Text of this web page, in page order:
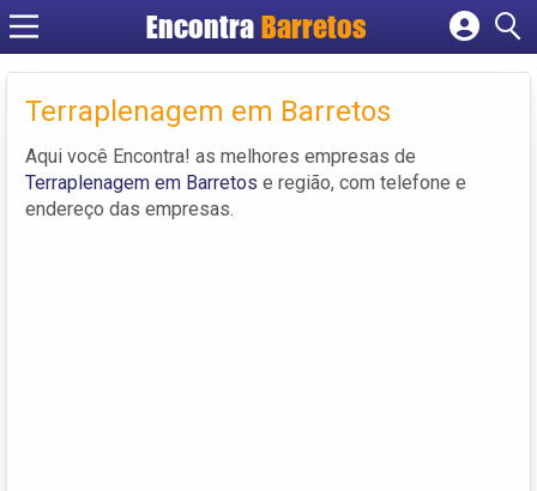
Encontra Barretos
Cadastrar empresa
Criar conta
Terraplenagem em Barretos
Aqui você Encontra! as melhores empresas de
Terraplenagem em Barretos e região, com telefone e
endereço das empresas.